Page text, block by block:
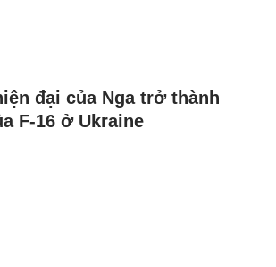
đại của Nga trở thành
F-16 ở Ukraine